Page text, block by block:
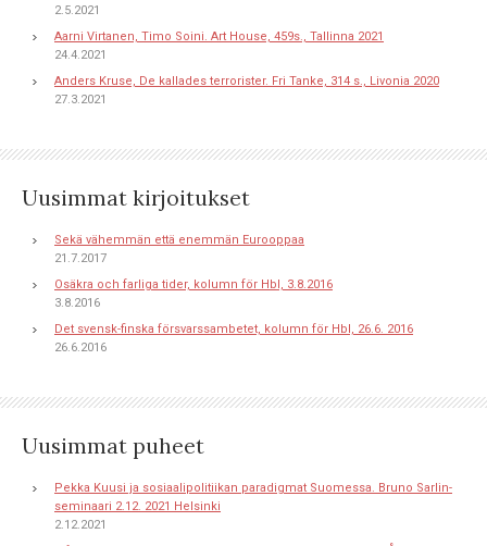
2.5.2021
Aarni Virtanen, Timo Soini. Art House, 459s., Tallinna 2021
24.4.2021
Anders Kruse, De kallades terrorister. Fri Tanke, 314 s., Livonia 2020
27.3.2021
Uusimmat kirjoitukset
Sekä vähemmän että enemmän Eurooppaa
21.7.2017
Osäkra och farliga tider, kolumn för Hbl, 3.8.2016
3.8.2016
Det svensk-finska försvarssambetet, kolumn för Hbl, 26.6. 2016
26.6.2016
Uusimmat puheet
Pekka Kuusi ja sosiaalipolitiikan paradigmat Suomessa. Bruno Sarlin-
seminaari 2.12. 2021 Helsinki
2.12.2021